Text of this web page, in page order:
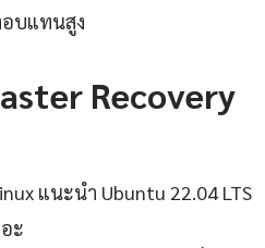
อบแทนสูง
Recovery
แนะนำ Ubuntu 22.04 LTS
ะ